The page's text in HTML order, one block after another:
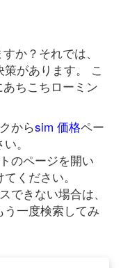
か？それでは、
があります。 こ
ちこちローミン
からsim 価格ペー
。
のページを開い
ください。
できない場合は、
一度検索してみ